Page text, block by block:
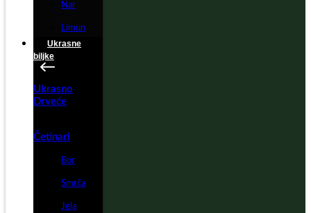
Nar
Limun
Ukrasne
biljke
Ukrasno
Drveće
Četinari
Bor
Smrča
Jela